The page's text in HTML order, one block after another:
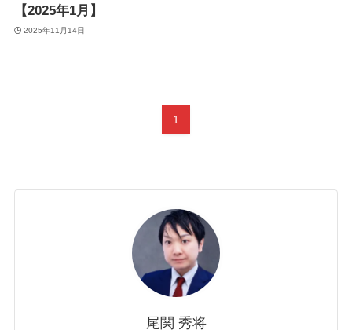
【2025年1月】
2025年11月14日
1
尾関 秀将